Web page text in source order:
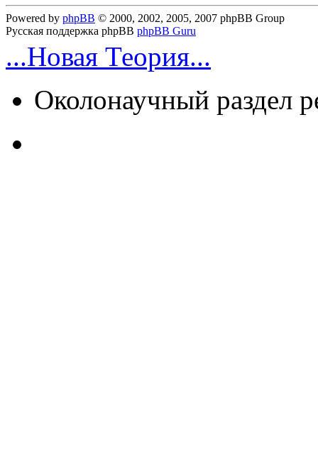
Powered by phpBB © 2000, 2002, 2005, 2007 phpBB Group
Русская поддержка phpBB phpBB Guru
...Новая Теория...
Околонаучный раздел